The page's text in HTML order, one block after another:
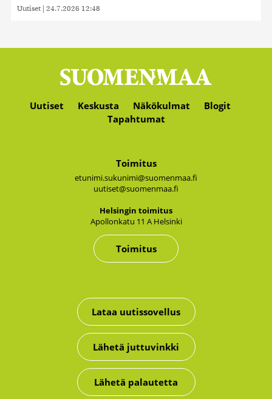
Uutiset | 24.7.2026 12:48
Uutiset Keskusta Näkökulmat
Blogit
Tapahtumat
Toimitus
etunimi.sukunimi@suomenmaa.fi
uutiset@suomenmaa.fi
Hel­sin­gin toi­mi­tus
Apol­lon­ka­tu 11 A Hel­sin­ki
Toimitus
Lataa uutissovellus
Lähetä juttuvinkki
Lähetä palautetta